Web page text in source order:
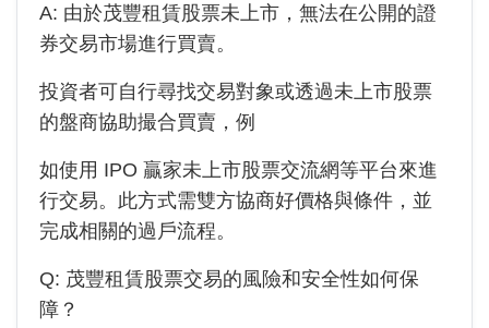
A: 由於茂豐租賃股票未上市，無法在公開的證
券交易市場進行買賣。
投資者可自行尋找交易對象或透過未上市股票
的盤商協助撮合買賣，例
如使用 IPO 贏家未上市股票交流網等平台來進
行交易。此方式需雙方協商好價格與條件，並
完成相關的過戶流程。
Q: 茂豐租賃股票交易的風險和安全性如何保
障？